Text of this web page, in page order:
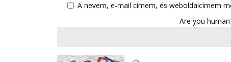
A nevem, e-mail címem, és weboldalcímem
Are you